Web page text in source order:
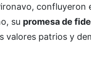
confluyeron
su promesa de
valores patrios y